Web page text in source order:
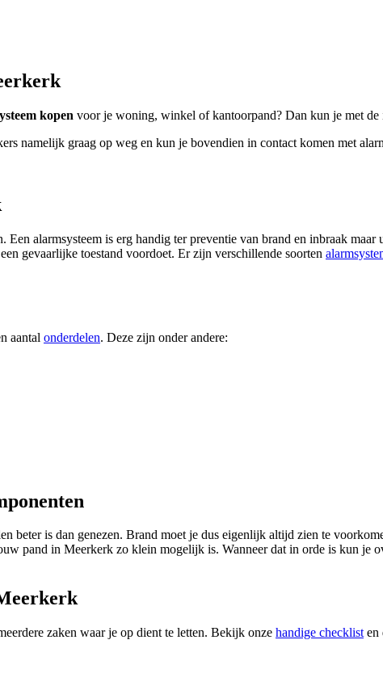
kopen voor je woning, winkel of kantoorpand? Dan kun je met
namelijk graag op weg en kun je bovendien in contact komen met
alarmsysteem is erg handig ter preventie van brand en inbraak
gevaarlijke toestand voordoet. Er zijn verschillende soorten
aantal onderdelen. Deze zijn onder andere:
beter is dan genezen. Brand moet je dus eigenlijk altijd zien te
pand in Meerkerk zo klein mogelijk is. Wanneer dat in orde is kun je
zaken waar je op dient te letten. Bekijk onze handige checklist en